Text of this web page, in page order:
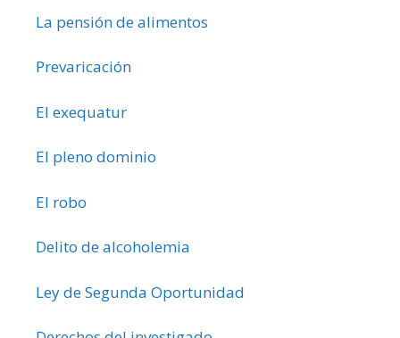
La pensión de alimentos
Prevaricación
El exequatur
El pleno dominio
El robo
Delito de alcoholemia
Ley de Segunda Oportunidad